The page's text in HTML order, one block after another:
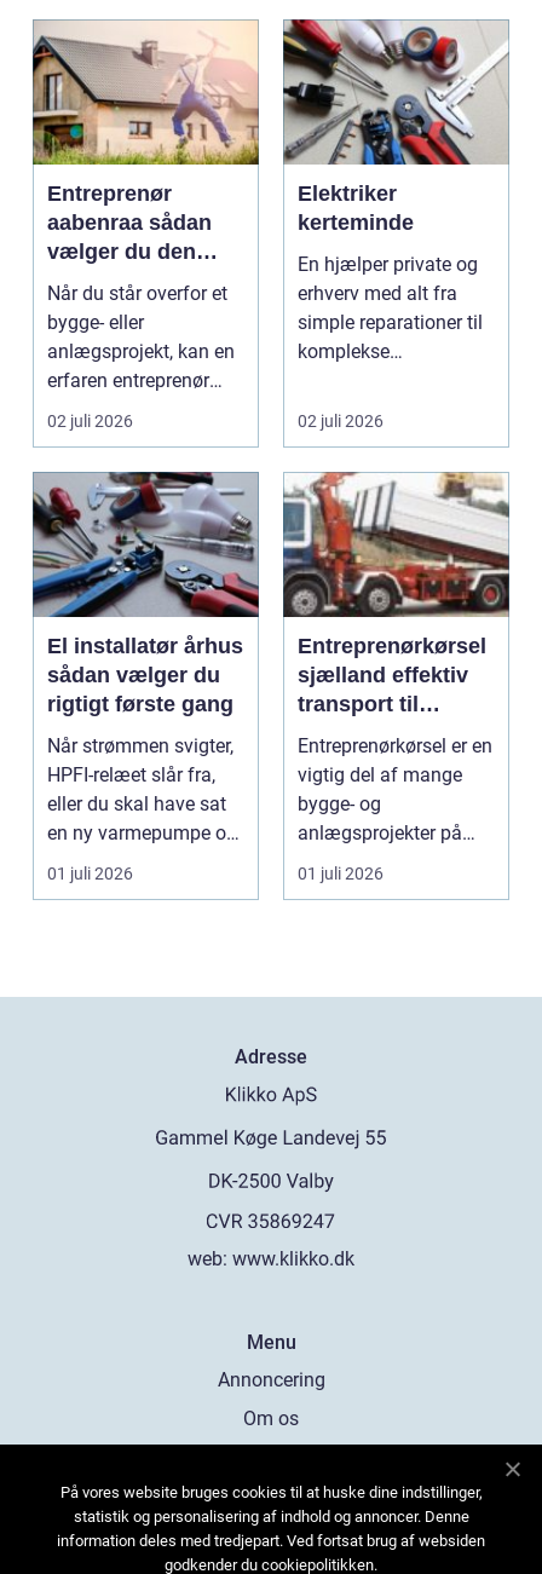
Entreprenør
aabenraa sådan
vælger du den
rette til dit projekt
Når du står overfor et
bygge- eller
anlægsprojekt, kan en
erfaren entreprenør
Aabenraa være
forskell...
02 juli 2026
Elektriker
kerteminde
En hjælper private og
erhverv med alt fra
simple reparationer til
komplekse
02 juli 2026
El installatør århus
sådan vælger du
rigtigt første gang
Når strømmen svigter,
HPFI-relæet slår fra,
eller du skal have sat
en ny varmepumpe op,
er en profes...
01 juli 2026
Entreprenørkørsel
sjælland effektiv
transport til
bygge- og
anlægsopgaver
Entreprenørkørsel er en
vigtig del af mange
bygge- og
anlægsprojekter på
Sjælland. Når jord skal
fly...
01 juli 2026
Adresse
web: www.klikko.dk
Menu
Annoncering
Om os
Kontakt os
Sitemap
På vores website bruges cookies til at huske dine indstillinger,
statistik og personalisering af indhold og annoncer. Denne
information deles med tredjepart. Ved fortsat brug af websiden
godkender du cookiepolitikken.